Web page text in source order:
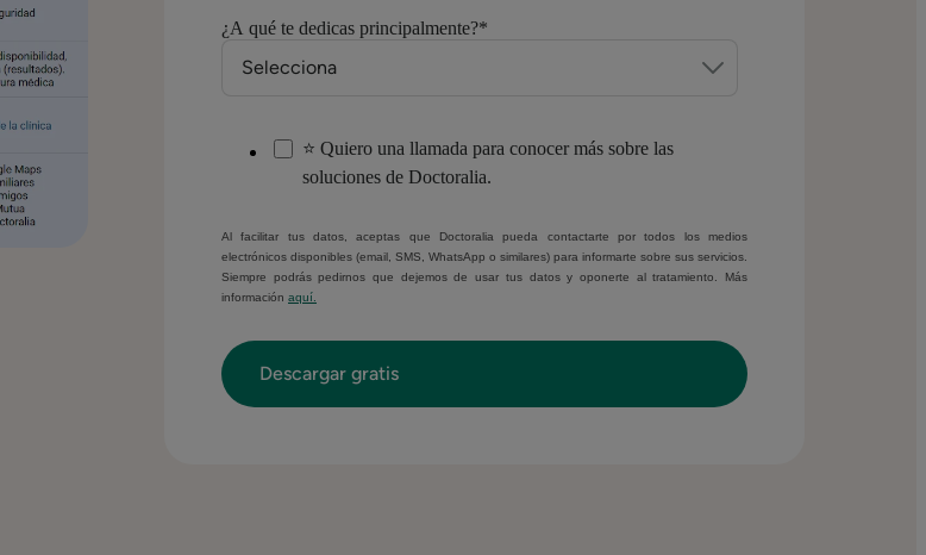
¿A qué te dedicas principalmente?*
⭐ Quiero una llamada para conocer más sobre las
soluciones de Doctoralia.
Al facilitar tus datos, aceptas que Doctoralia pueda contactarte por todos los medios
electrónicos disponibles (email, SMS, WhatsApp o similares) para informarte sobre sus servicios.
Siempre podrás pedirnos que dejemos de usar tus datos y oponerte al tratamiento. Más
información aquí.